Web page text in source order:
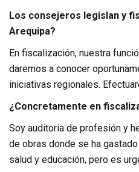
Los consejeros legislan y
Arequipa?
En fiscalización, nuestra
daremos a conocer
iniciativas regionales.
¿Concretamente en
Soy auditoria de profesión y
de obras donde se ha
salud y educación, pero es